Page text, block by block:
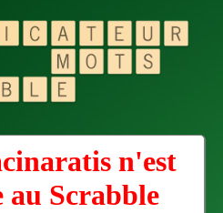
n'est
au Scrabble